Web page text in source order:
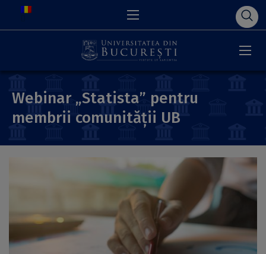
Webinar „Statista” pentru
membrii comunității UB